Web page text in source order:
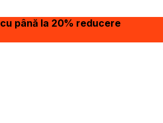
cu până la 20% reducere